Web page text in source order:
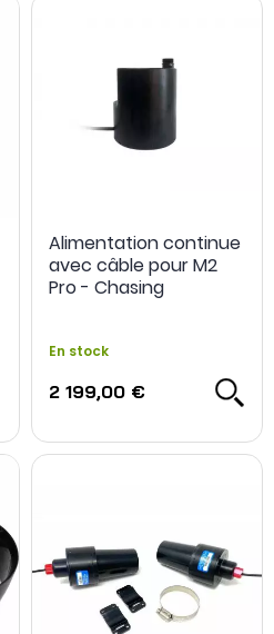
Alimentation continue
avec câble pour M2
Pro - Chasing
En stock
2 199,00 €